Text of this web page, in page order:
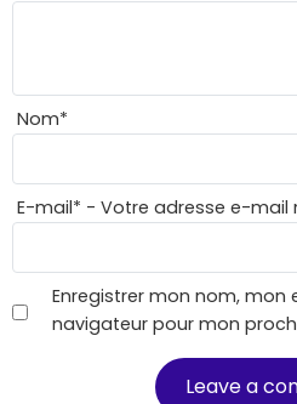
Nom*
E-mail* - Votre adresse e-mail
Enregistrer mon nom,
navigateur pour mon